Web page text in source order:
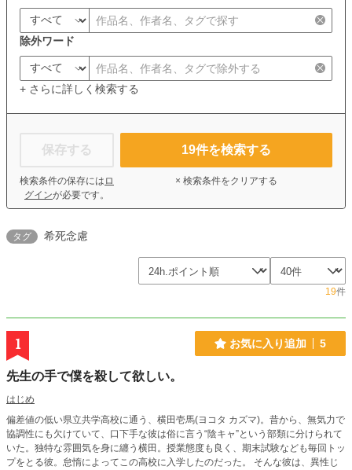
除外ワード
+ さらに詳しく検索する
保存する
検索条件の保存には ロ
グインが必要です。
19件を検索する
× 検索条件をクリアする
タグ 希死念慮
19件
1 お気に入り追加 5
先生の手で僕を殺して欲しい。
はじめ
偏差値の低い県立共学高校に通う、横田壱馬(ヨコタ カズマ)。昔から、無気力で
協調性にも欠けていて、口下手な彼は俗に言う“陰キャ”という部類に分けられて
いた。独特な雰囲気を身に纏う横田。授業態度も良く、期末試験なども毎回トッ
プをとる彼。怠惰によってこの高校に入学したのだった。 そんな彼は、異性じ